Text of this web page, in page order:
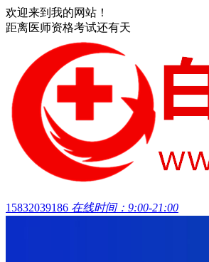
欢迎来到我的网站！
距离医师资格考试还有天
15832039186 在线时间：9:00-21:00